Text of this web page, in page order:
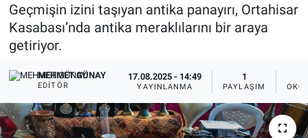
Geçmişin izini taşıyan antika panayırı, Ortahisar
Kasabası’nda antika meraklılarını bir araya
getiriyor.
MEHMET GÜNAY
EDITÖR
17.08.2025 - 14:49
YAYINLANMA
1
PAYLAŞIM
Ekonomi
Kapadokya
Turizm
Kültür - Sanat
Tüm Manşetler
Son Dakika Haberleri
Haber Arşivi